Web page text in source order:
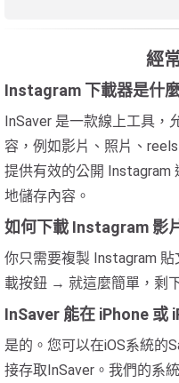
經
Instagram 下載器是什
InSaver 是一款線上工具，
容，例如影片、照片、
提供有效的公開 Instagram
地儲存內容。
如何下載 Instagram 影
你只需要複製 Instagram
載按鈕 → 就這麼簡單，剩
InSaver 能在 iPhone 或
是的。您可以在iOS系統的
接存取InSaver。我們的系